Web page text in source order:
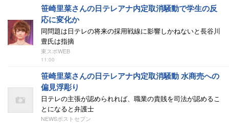
笹崎里菜さんの日テレアナ内定取消騒動で学生の反
応に変化か
同問題は日テレの将来の採用戦線に影響しかねないと長谷川
豊氏は指摘
東スポWEB
11:00
笹崎里菜さんの日テレアナ内定取消騒動 水商売への
偏見浮彫り
日テレの主張が認められれば、職業の貴賎を司法が認めるこ
とになると弁護士
NEWSポストセブン